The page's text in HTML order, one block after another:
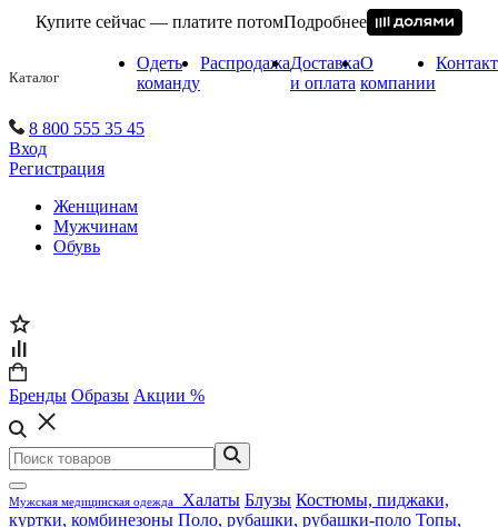
Купите сейчас — платите потомПодробнее
Каталог
Одеть
команду
РаспродажаДоставка
и оплата
О
компании
8 800 555 35 45
Вход
Регистрация
Женщинам
Мужчинам
Обувь
Бренды Образы Акции %
Мужская медицинская одежда Халаты Блузы Костюмы, пиджаки,
куртки, комбинезоны Поло, рубашки, рубашки-поло Топы,